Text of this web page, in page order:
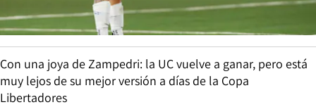
Con una joya de Zampedri: la UC vuelve a ganar, pero está
muy lejos de su mejor versión a días de la Copa
Libertadores